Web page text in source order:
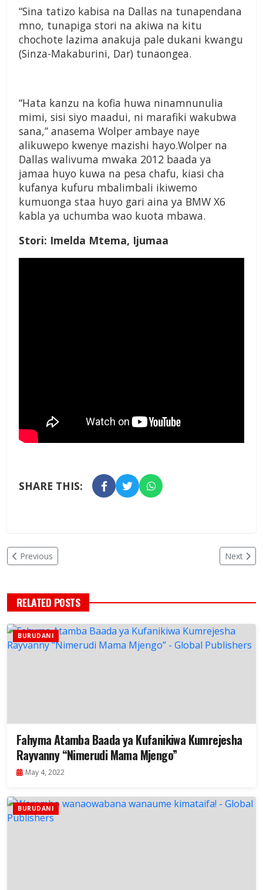
“Sina tatizo kabisa na Dallas na tunapendana
mno, tunapiga stori na akiwa na kitu
chochote lazima anakuja pale dukani kwangu
(Sinza-Makaburini, Dar) tunaongea.
“Hata kanzu na kofia huwa ninamnunulia
mimi, sisi siyo maadui, ni marafiki wakubwa
sana,” anasema Wolper ambaye naye
alikuwepo kwenye mazishi hayo.Wolper na
Dallas walivuma mwaka 2012 baada ya
jamaa huyo kuwa na pesa chafu, kiasi cha
kufanya kufuru mbalimbali ikiwemo
kumuonga staa huyo gari aina ya BMW X6
kabla ya uchumba wao kuota mbawa.
Stori: Imelda Mtema, Ijumaa
SHARE THIS:
Previous Next
RELATED POSTS
BURUDANI
Fahyma Atamba Baada ya Kufanikiwa Kumrejesha
Rayvanny “Nimerudi Mama Mjengo”
May 4, 2022
BURUDANI